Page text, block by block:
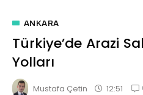
ANKARA
Türkiye’de Arazi
Yolları
Mustafa Çetin 12:51